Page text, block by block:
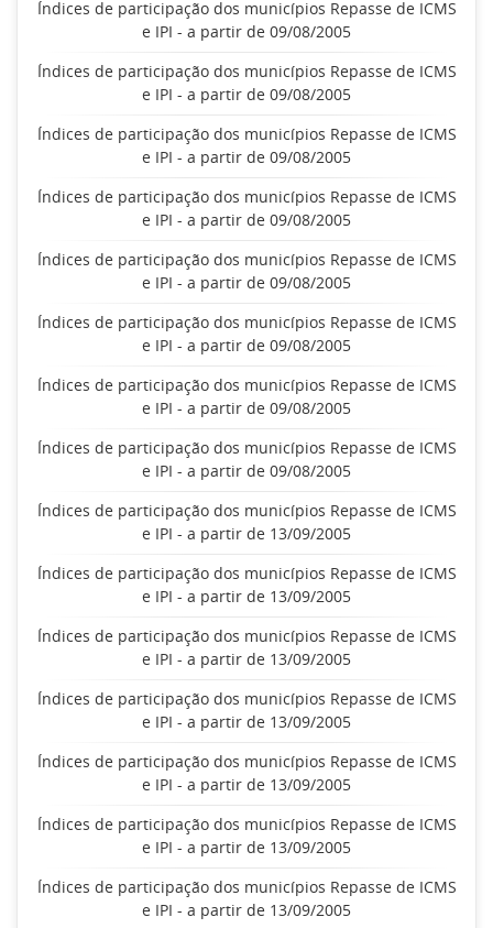
Índices de participação dos municípios Repasse de ICMS
e IPI - a partir de 09/08/2005
Índices de participação dos municípios Repasse de ICMS
e IPI - a partir de 09/08/2005
Índices de participação dos municípios Repasse de ICMS
e IPI - a partir de 09/08/2005
Índices de participação dos municípios Repasse de ICMS
e IPI - a partir de 09/08/2005
Índices de participação dos municípios Repasse de ICMS
e IPI - a partir de 09/08/2005
Índices de participação dos municípios Repasse de ICMS
e IPI - a partir de 09/08/2005
Índices de participação dos municípios Repasse de ICMS
e IPI - a partir de 09/08/2005
Índices de participação dos municípios Repasse de ICMS
e IPI - a partir de 09/08/2005
Índices de participação dos municípios Repasse de ICMS
e IPI - a partir de 13/09/2005
Índices de participação dos municípios Repasse de ICMS
e IPI - a partir de 13/09/2005
Índices de participação dos municípios Repasse de ICMS
e IPI - a partir de 13/09/2005
Índices de participação dos municípios Repasse de ICMS
e IPI - a partir de 13/09/2005
Índices de participação dos municípios Repasse de ICMS
e IPI - a partir de 13/09/2005
Índices de participação dos municípios Repasse de ICMS
e IPI - a partir de 13/09/2005
Índices de participação dos municípios Repasse de ICMS
e IPI - a partir de 13/09/2005